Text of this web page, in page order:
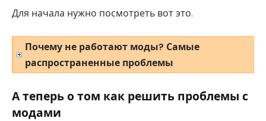
Для начала нужно посмотреть вот это.
Почему не работают моды? Самые
распространенные проблемы
А теперь о том как решить проблемы с
модами